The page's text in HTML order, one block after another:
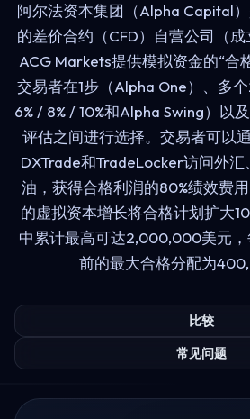
阿尔法资本集团（Alpha Capital
的差价合约（CFD）自营公司（
ACG Markets提供模拟资金的“合
交易者在1步（Alpha One）、多
6% / 8% / 10%和Alpha Swing）以
评估之间进行选择。交易者可以
DXTrade和TradeLocker访问外
油，获得合格利润的80%绩效费
的虚拟资本增长将合格计划扩大
中累计最高可达2,000,000美元
前的最大合格分配为
比较
常见问题